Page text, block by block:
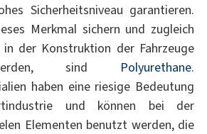
Sicherheitsniveau garantieren.
Merkmal sichern und zugleich
der Konstruktion der Fahrzeuge
sind Polyurethane.
haben eine riesige Bedeutung
und können bei der
Elementen benutzt werden, die